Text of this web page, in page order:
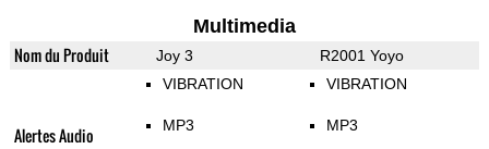
Multimedia
Nom du Produit Joy 3 R2001 Yoyo
Alertes Audio
VIBRATION
MP3
VIBRATION
MP3